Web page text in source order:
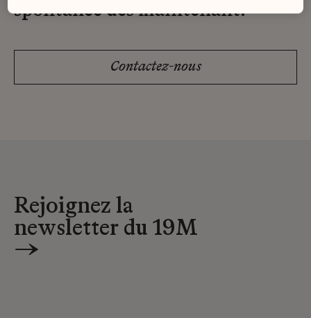
spontanée dès maintenant.
Contactez-nous
Rejoignez la
newsletter du 19M
→